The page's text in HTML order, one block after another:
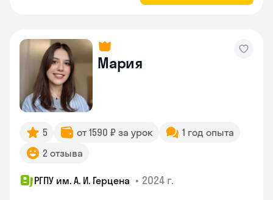
Мария
5 от 1590 ₽ за урок
1 год опыта
2 отзыва
РГПУ им. А. И. Герцена • 2024 г.